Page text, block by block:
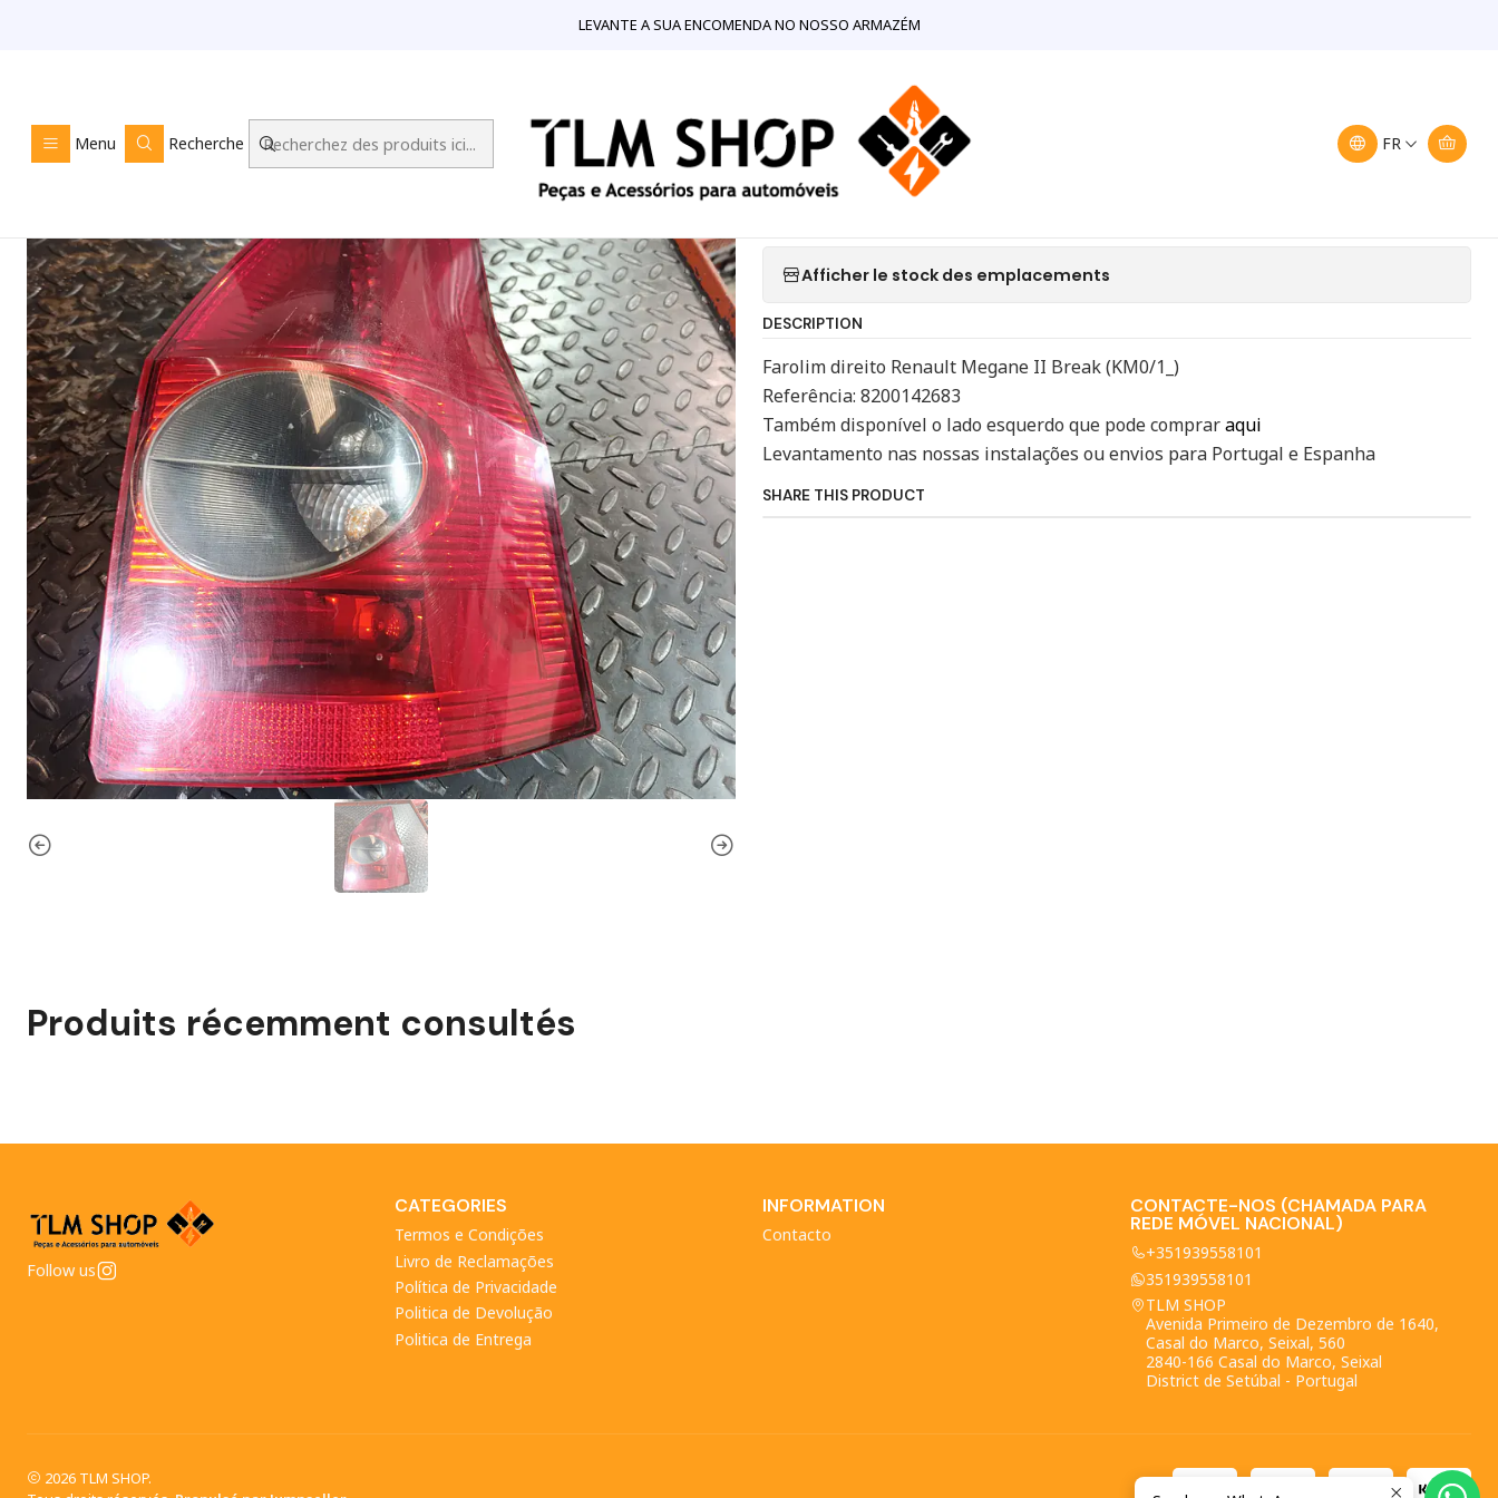
Menu Recherche FR
LEVANTE A SUA ENCOMENDA NO NOSSO ARMAZÉM
Iluminação Farolim Direito Renault Megane II Break 8200142683
Farolim Direito Renault Megane II Break
8200142683
Afficher le stock des emplacements
DESCRIPTION
Farolim direito Renault Megane II Break (KM0/1_)
Referência: 8200142683
Também disponível o lado esquerdo que pode compraraqui
Levantamento nas nossas instalações ou envios para Portugal e Espanha
SHARE THIS PRODUCT
Produits récemment consultés
Follow us
CATEGORIES
Termos e Condições
Livro de Reclamações
Política de Privacidade
Politica de Devolução
Politica de Entrega
INFORMATION
Contacto
CONTACTE-NOS (CHAMADA PARA
REDE MÓVEL NACIONAL)
+351939558101
351939558101
TLM SHOP
Avenida Primeiro de Dezembro de 1640,
Casal do Marco, Seixal, 560
2840-166 Casal do Marco, Seixal
District de Setúbal - Portugal
2026 TLM SHOP.